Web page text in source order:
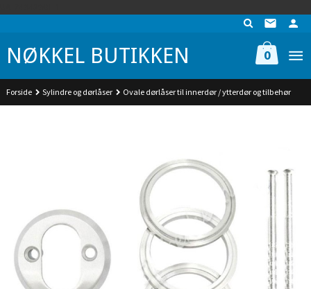
NØKKEL BUTIKKEN 0
Forside Sylindre og dørlåser Ovale dørlåser til innerdør / ytterdør og tilbehør